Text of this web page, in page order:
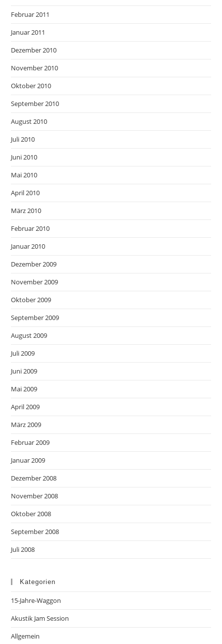
Februar 2011
Januar 2011
Dezember 2010
November 2010
Oktober 2010
September 2010
August 2010
Juli 2010
Juni 2010
Mai 2010
April 2010
März 2010
Februar 2010
Januar 2010
Dezember 2009
November 2009
Oktober 2009
September 2009
August 2009
Juli 2009
Juni 2009
Mai 2009
April 2009
März 2009
Februar 2009
Januar 2009
Dezember 2008
November 2008
Oktober 2008
September 2008
Juli 2008
Kategorien
15-Jahre-Waggon
Akustik Jam Session
Allgemein